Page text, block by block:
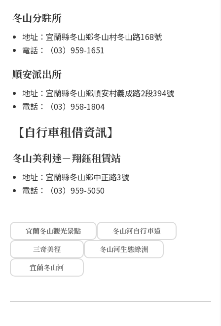
冬山分駐所
地址：宜蘭縣冬山鄉冬山村冬山路168號
電話：（03）959-1651
順安派出所
地址：宜蘭縣冬山鄉順安村義成路2段394號
電話：（03）958-1804
【自行車租借資訊】
冬山美利達－翔鈺租賃站
地址：宜蘭縣冬山鄉中正路3號
電話：（03）959-5050
宜蘭冬山觀光景點
冬山河自行車道
三奇美徑
冬山河生態綠洲
宜蘭冬山河